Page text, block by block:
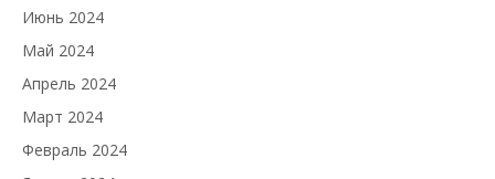
Июнь 2024
Май 2024
Апрель 2024
Март 2024
Февраль 2024